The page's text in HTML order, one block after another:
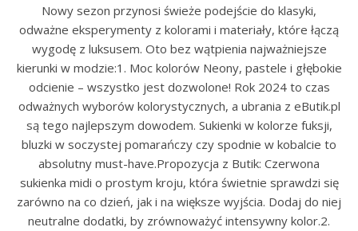
Nowy sezon przynosi świeże podejście do klasyki,
odważne eksperymenty z kolorami i materiały, które łączą
wygodę z luksusem. Oto bez wątpienia najważniejsze
kierunki w modzie:1. Moc kolorów Neony, pastele i głębokie
odcienie – wszystko jest dozwolone! Rok 2024 to czas
odważnych wyborów kolorystycznych, a ubrania z eButik.pl
są tego najlepszym dowodem. Sukienki w kolorze fuksji,
bluzki w soczystej pomarańczy czy spodnie w kobalcie to
absolutny must-have.Propozycja z Butik: Czerwona
sukienka midi o prostym kroju, która świetnie sprawdzi się
zarówno na co dzień, jak i na większe wyjścia. Dodaj do niej
neutralne dodatki, by zrównoważyć intensywny kolor.2.